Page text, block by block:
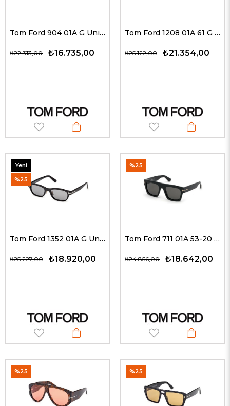
Tom Ford 904 01A G Unisex Güneş Gözlükleri
₺16.735,00
₺22.313,00
Tom Ford 1208 01A 61 G Unisex Güneş Gözlükleri
₺21.354,00
₺25.122,00
Tom Ford 1352 01A G Unisex Güneş Gözlükleri
₺18.920,00
₺25.227,00
Yeni
Ürün
%25
Tom Ford 711 01A 53-20 Unisex Güneş Gözlükleri
₺18.642,00
₺24.856,00
%25
%25 %25